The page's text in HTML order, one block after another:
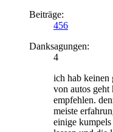
Beiträge:
456
Danksagungen:
4
ich hab keinen
von autos
empfehlen.
meiste
einige